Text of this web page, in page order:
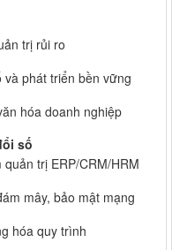
trị rủi ro
phát triển bền vững
hóa doanh nghiệp
số
trị ERP/CRM/HRM
mây, bảo mật mạng
hóa quy trình